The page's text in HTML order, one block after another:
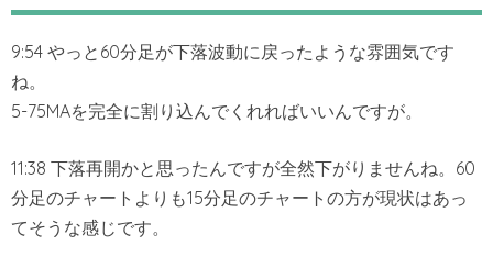
9:54 やっと60分足が下落波動に戻ったような雰囲気です
ね。
5-75MAを完全に割り込んでくれればいいんですが。
11:38 下落再開かと思ったんですが全然下がりませんね。60
分足のチャートよりも15分足のチャートの方が現状はあっ
てそうな感じです。